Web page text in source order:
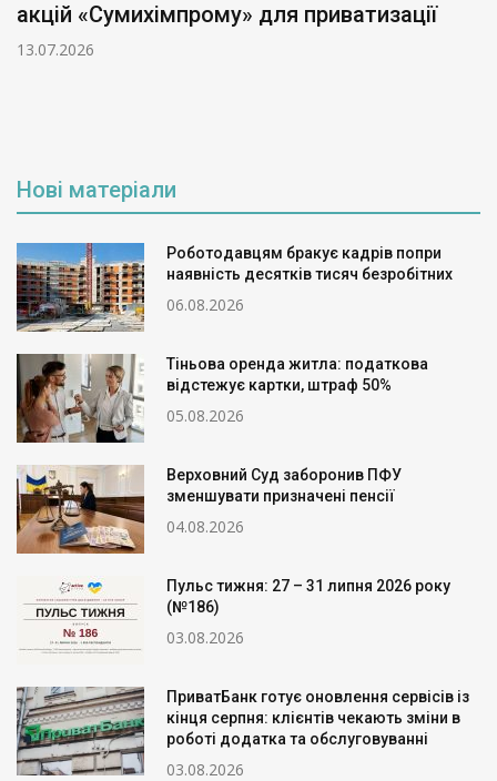
акцій «Сумихімпрому» для приватизації
13.07.2026
Нові матеріали
Роботодавцям бракує кадрів попри
наявність десятків тисяч безробітних
06.08.2026
Тіньова оренда житла: податкова
відстежує картки, штраф 50%
05.08.2026
Верховний Суд заборонив ПФУ
зменшувати призначені пенсії
04.08.2026
Пульс тижня: 27 – 31 липня 2026 року
(№186)
03.08.2026
ПриватБанк готує оновлення сервісів із
кінця серпня: клієнтів чекають зміни в
роботі додатка та обслуговуванні
03.08.2026